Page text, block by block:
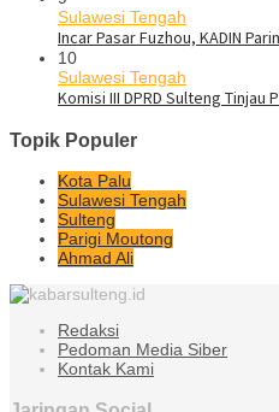
Sulawesi Tengah
Incar Pasar Fuzhou, KADIN
10
Sulawesi Tengah
Komisi III DPRD Sulteng Tinjau
Topik Populer
Kota Palu
Sulawesi Tengah
Sulteng
Parigi Moutong
Ahmad Ali
Redaksi
Pedoman Media Siber
Kontak Kami